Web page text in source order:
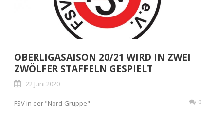
OBERLIGASAISON 20/21 WIRD IN ZWEI
ZWÖLFER STAFFELN GESPIELT
22 Juni 2020
FSV in der "Nord-Gruppe" 0